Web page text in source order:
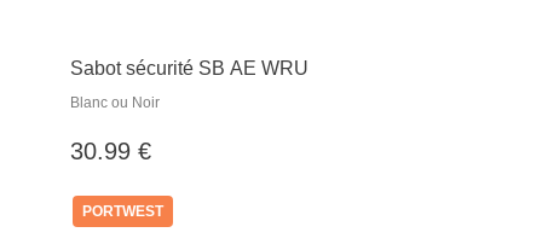
Sabot sécurité SB AE WRU
Blanc ou Noir
30.99 €
PORTWEST